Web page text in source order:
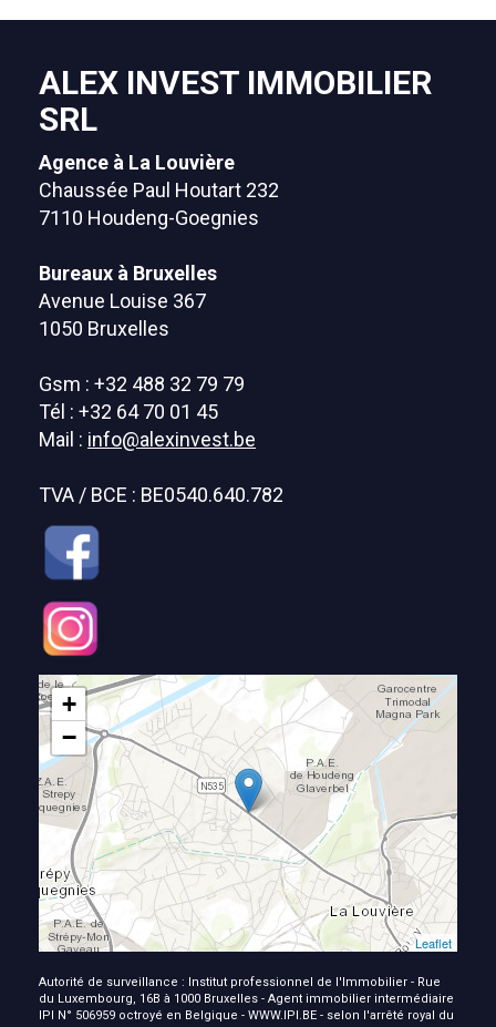
ALEX INVEST IMMOBILIER
SRL
Agence à La Louvière
Chaussée Paul Houtart 232
7110 Houdeng-Goegnies
Bureaux à Bruxelles
Avenue Louise 367
1050 Bruxelles
Gsm : +32 488 32 79 79
Tél : +32 64 70 01 45
Mail : info@alexinvest.be
TVA / BCE : BE0540.640.782
+
−
Leaflet
Autorité de surveillance : Institut professionnel de l'Immobilier - Rue
du Luxembourg, 16B à 1000 Bruxelles - Agent immobilier intermédiaire
IPI N° 506959 octroyé en Belgique - WWW.IPI.BE - selon l'arrêté royal du